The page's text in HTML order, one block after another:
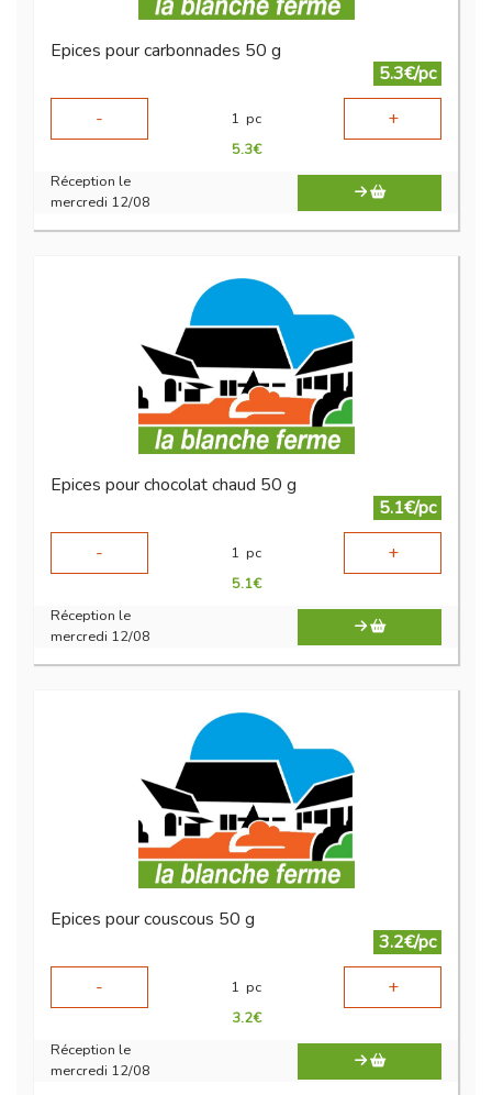
Epices pour carbonnades 50 g
5.3€/pc
-
1 pc +
5.3€
Réception le
mercredi 12/08
Epices pour chocolat chaud 50 g
5.1€/pc
-
1 pc +
5.1€
Réception le
mercredi 12/08
Epices pour couscous 50 g
3.2€/pc
-
1 pc +
3.2€
Réception le
mercredi 12/08